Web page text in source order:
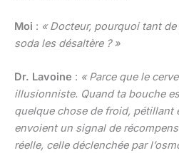
Moi : « Docteur, pourquoi tant
soda les désaltère ? »
Dr. Lavoine : « Parce que le
illusionniste. Quand ta bouche
quelque chose de froid, pétillant
envoient un signal de
réelle, celle déclenchée par